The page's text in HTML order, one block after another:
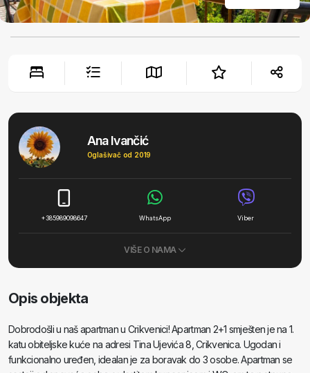
Ana Ivančić
Oglašivač od 2019
+385989098647 WhatsApp Viber
VIŠE O NAMA
Opis objekta
Dobrodošli u naš apartman u Crikvenici! Apartman 2+1 smješten je na 1.
katu obiteljske kuće na adresi Tina Ujevića 8, Crikvenica. Ugodan i
funkcionalno uređen, idealan je za boravak do 3 osobe. Apartman se